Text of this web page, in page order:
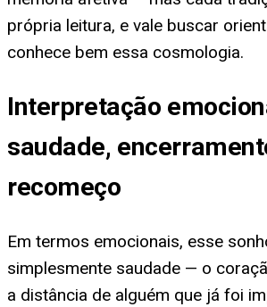
própria leitura, e vale buscar
conhece bem essa cosmologia.
Interpretação
saudade,
recomeço
Em termos emocionais, esse
simplesmente saudade — o
a distância de alguém que já foi